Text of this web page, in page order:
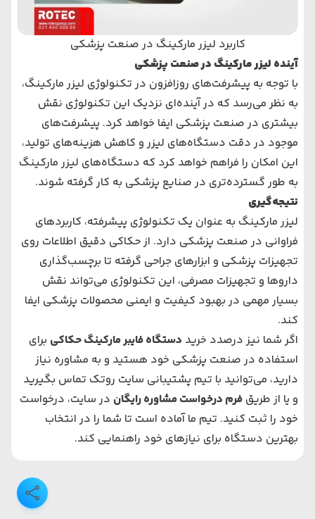
کاربرد لیزر مارکینگ در صنعت پزشکی
آینده لیزر مارکینگ در صنعت پزشکی
با توجه به پیشرفت‌های روزافزون در تکنولوژی لیزر مارکینگ،
به نظر می‌رسد که در آینده‌ای نزدیک این تکنولوژی نقش
بیشتری در صنعت پزشکی ایفا خواهد کرد. پیشرفت‌های
موجود در دقت دستگاه‌های لیزر و کاهش هزینه‌های تولید،
این امکان را فراهم خواهد کرد که دستگاه‌های لیزر مارکینگ
به طور گسترده‌تری در صنایع پزشکی به کار گرفته شوند.
نتیجه‌گیری
لیزر مارکینگ به عنوان یک تکنولوژی پیشرفته، کاربردهای
فراوانی در صنعت پزشکی دارد. از حکاکی دقیق اطلاعات روی
تجهیزات پزشکی و ابزارهای جراحی گرفته تا برچسب‌گذاری
داروها و تجهیزات مصرفی، این تکنولوژی می‌تواند نقش
بسیار مهمی در بهبود کیفیت و ایمنی محصولات پزشکی ایفا
کند.
اگر شما نیز درصدد خرید دستگاه فایبر مارکینگ حکاکی برای
استفاده در صنعت پزشکی خود هستید و به مشاوره نیاز
دارید، می‌توانید با تیم پشتیبانی سایت روتک تماس بگیرید
و یا از طریق فرم درخواست مشاوره رایگان در سایت، درخواست
خود را ثبت کنید. تیم ما آماده است تا شما را در انتخاب
بهترین دستگاه برای نیازهای خود راهنمایی کند.